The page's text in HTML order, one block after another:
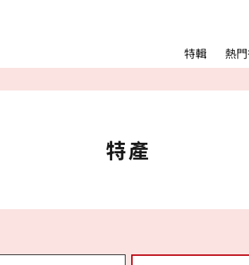
熱門行程
精彩景點&活動
相簿
特產
特輯 熱